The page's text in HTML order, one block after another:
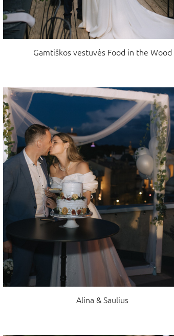
Gamtiškos vestuvės Food in the Wood
Alina & Saulius